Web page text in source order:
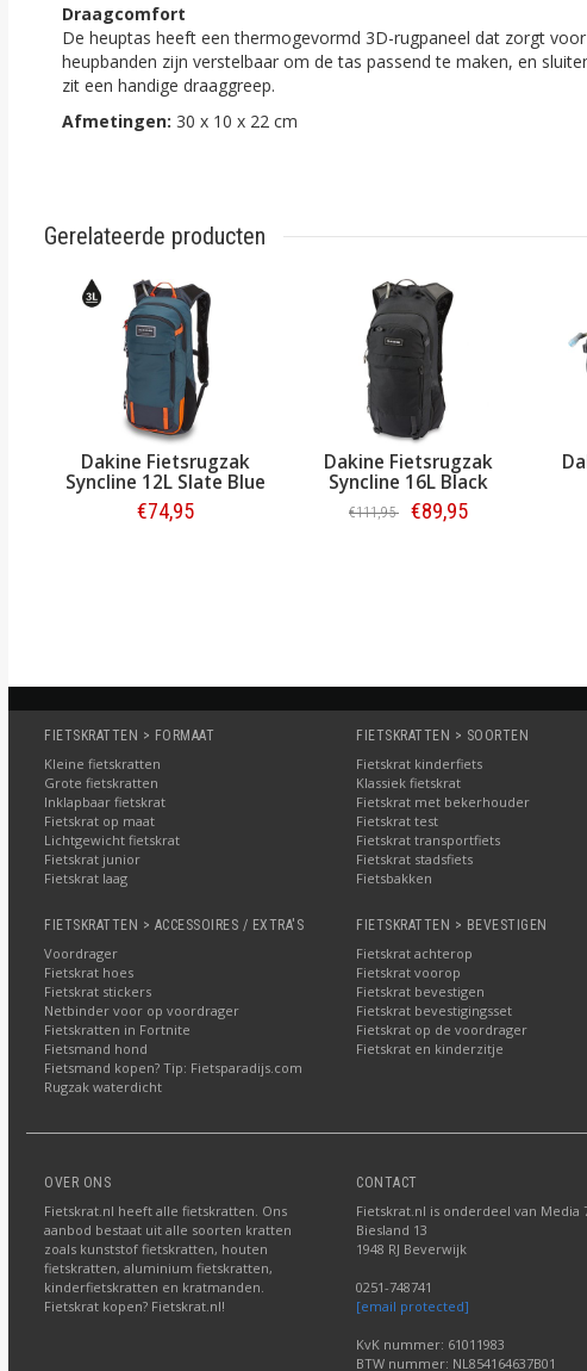
Draagcomfort
De heuptas heeft een thermogevormd 3D-rugpaneel dat zorgt
heupbanden zijn verstelbaar om de tas passend te maken, en
zit een handige draaggreep.
Afmetingen: 30 x 10 x 22 cm
Gerelateerde producten
Dakine Fietsrugzak
Drafter 10L Black
€99,95
Dakine Fietsrugzak
Syncline 12L Slate Blue
€74,95
FIETSKRATTEN > FORMAAT
Kleine fietskratten
Grote fietskratten
Inklapbaar fietskrat
Fietskrat op maat
Lichtgewicht fietskrat
Fietskrat junior
Fietskrat laag
FIETSKRATTEN > SOORTEN
Fietskrat kinderfiets
Klassiek fietskrat
Fietskrat met bekerhouder
Fietskrat test
Fietskrat transportfiets
Fietskrat stadsfiets
Fietsbakken
FIETSKRATTEN > ACCESSOIRES / EXTRA'S
Voordrager
Fietskrat hoes
Fietskrat stickers
Netbinder voor op voordrager
Fietskratten in Fortnite
Fietsmand hond
Fietsmand kopen? Tip: Fietsparadijs.com
Rugzak waterdicht
FIETSKRATTEN > BEVESTIGEN
Fietskrat achterop
Fietskrat voorop
Fietskrat bevestigen
Fietskrat bevestigingsset
Fietskrat op de voordrager
Fietskrat en kinderzitje
OVER ONS
Fietskrat.nl heeft alle fietskratten. Ons
aanbod bestaat uit alle soorten kratten
zoals kunststof fietskratten, houten
fietskratten, aluminium fietskratten,
kinderfietskratten en kratmanden.
Fietskrat kopen? Fietskrat.nl!
CONTACT
Fietskrat.nl is onderdeel van Media
Biesland 13
1948 RJ Beverwijk
0251-748741
[email protected]
KvK nummer: 61011983
BTW nummer: NL854164637B01